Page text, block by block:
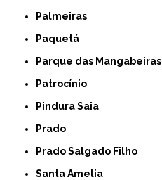
Palmeiras
Paquetá
Parque das Mangabeiras
Patrocínio
Pindura Saia
Prado
Prado Salgado Filho
Santa Amelia